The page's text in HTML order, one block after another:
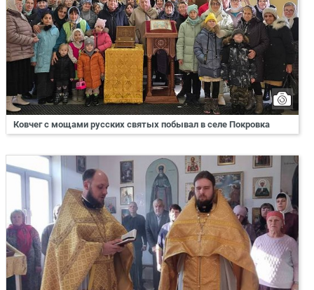
Ковчег с мощами русских святых побывал в селе Покровка